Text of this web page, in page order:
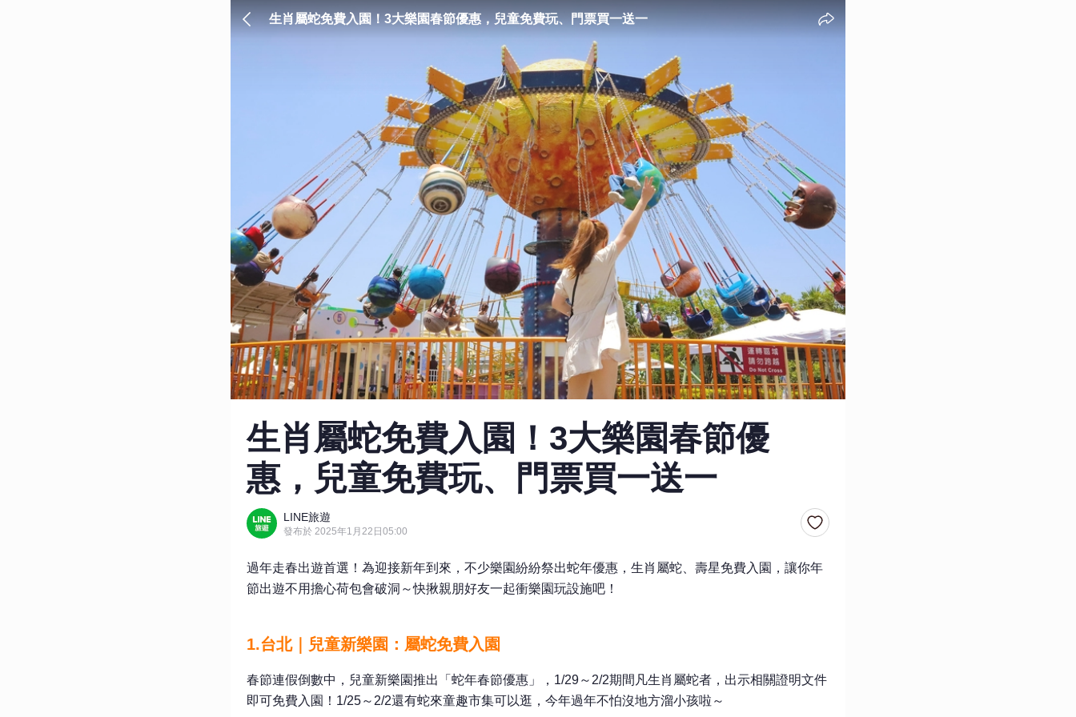
生肖屬蛇免費入園！3大樂園春節優惠，兒童免費玩、門票買一送一
生肖屬蛇免費入園！3大樂園春節優
惠，兒童免費玩、門票買一送一
LINE旅遊
發布於 2025年1月22日05:00
過年走春出遊首選！為迎接新年到來，不少樂園紛紛祭出蛇年優惠，生肖屬蛇、壽星免費入園，讓你年
節出遊不用擔心荷包會破洞～快揪親朋好友一起衝樂園玩設施吧！
1.台北｜兒童新樂園：屬蛇免費入園
春節連假倒數中，兒童新樂園推出「蛇年春節優惠」，1/29～2/2期間凡生肖屬蛇者，出示相關證明文件
即可免費入園！1/25～2/2還有蛇來童趣市集可以逛，今年過年不怕沒地方溜小孩啦～